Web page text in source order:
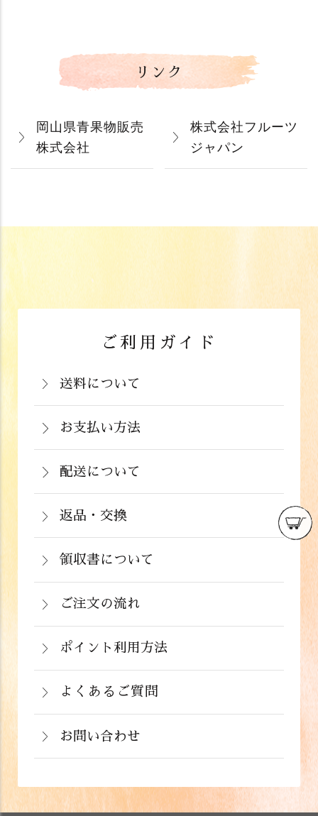
リンク
岡山県青果物販売
株式会社
株式会社フルーツ
ジャパン
ご利用ガイド
送料について
岡山県：704円(税込)
関西・中国（岡山県除く）・四国・九
州：770円(税込)
関東・信越・北陸・中部：990円(税込)
東北：1,210円(税込)
北海道：1,430円(税込)
沖縄：2,024円(税込)
※クール便の場合は送料＋クール代金
220円（税込）
お支払い方法
お支払いは、カード決済、代金引換（手
数料弊社負担）・銀行振込（前払い）・
郵便振込（前払い）・PayPay（オンラ
イン決済）・ドコモケータイ払い・auか
んたん決済・au PAY・ソフトバンクまと
めて支払い(B)がご利用頂けます。
配送について
通常在庫がある商品につきましては、ご
注文から２～５営業日で発送いたしま
す。
返品・交換
商品が食品のため、お客様のお手元に到
着後の返品は基本的にお受け出来ませ
ん。但し、発送中の破損や不良品、ある
いはご注文と違う商品が届いた場合は、
お手数ですが商品到着後３日以内に当店
までご連絡下さい。
領収書について
領収書をご希望のお客様は、ご注文画面
の備考欄にてお知らせ下さい。なお、お
支払い方法にて領収書の形態が異なりま
す。
ご注文の流れ
ポイント利用方法
会員登録をされたお客様はポイントを利
用できます。ご注文画面の「お支払い方
法選択」画面にて、ポイント利用を入力
することができます。店舗では利用でき
ません。
詳しくはこちら
よくあるご質問
お問い合わせ
フォームでのお問い合わせ